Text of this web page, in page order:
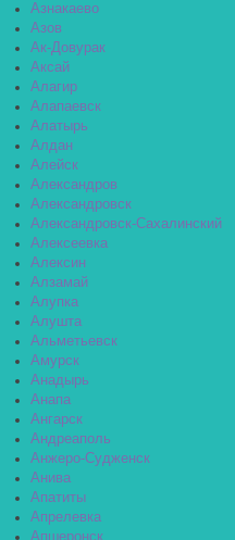
Азнакаево
Азов
Ак-Довурак
Аксай
Алагир
Алапаевск
Алатырь
Алдан
Алейск
Александров
Александровск
Александровск-Сахалинский
Алексеевка
Алексин
Алзамай
Алупка
Алушта
Альметьевск
Амурск
Анадырь
Анапа
Ангарск
Андреаполь
Анжеро-Судженск
Анива
Апатиты
Апрелевка
Апшеронск